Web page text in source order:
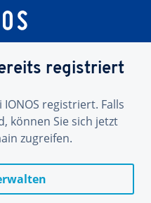
registriert
registriert. Falls
können Sie sich jetzt
zugreifen.